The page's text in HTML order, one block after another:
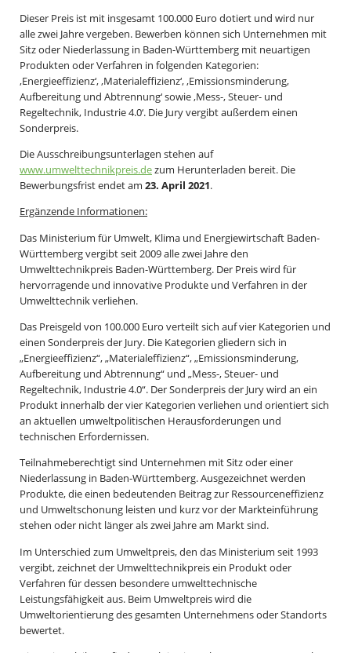
Dieser Preis ist mit insgesamt 100.000 Euro dotiert und wird nur
alle zwei Jahre vergeben. Bewerben können sich Unternehmen mit
Sitz oder Niederlassung in Baden-Württemberg mit neuartigen
Produkten oder Verfahren in folgenden Kategorien:
‚Energieeffizienz‘, ‚Materialeffizienz‘, ‚Emissionsminderung,
Aufbereitung und Abtrennung‘ sowie ‚Mess-, Steuer- und
Regeltechnik, Industrie 4.0‘. Die Jury vergibt außerdem einen
Sonderpreis.
Die Ausschreibungsunterlagen stehen auf
www.umwelttechnikpreis.dezum Herunterladen bereit. Die
Bewerbungsfrist endet am 23. April 2021.
Ergänzende Informationen:
Das Ministerium für Umwelt, Klima und Energiewirtschaft Baden-
Württemberg vergibt seit 2009 alle zwei Jahre den
Umwelttechnikpreis Baden-Württemberg. Der Preis wird für
hervorragende und innovative Produkte und Verfahren in der
Umwelttechnik verliehen.
Das Preisgeld von 100.000 Euro verteilt sich auf vier Kategorien und
einen Sonderpreis der Jury. Die Kategorien gliedern sich in
„Energieeffizienz“, „Materialeffizienz“, „Emissionsminderung,
Aufbereitung und Abtrennung“ und „Mess-, Steuer- und
Regeltechnik, Industrie 4.0“. Der Sonderpreis der Jury wird an ein
Produkt innerhalb der vier Kategorien verliehen und orientiert sich
an aktuellen umweltpolitischen Herausforderungen und
technischen Erfordernissen.
Teilnahmeberechtigt sind Unternehmen mit Sitz oder einer
Niederlassung in Baden-Württemberg. Ausgezeichnet werden
Produkte, die einen bedeutenden Beitrag zur Ressourceneffizienz
und Umweltschonung leisten und kurz vor der Markteinführung
stehen oder nicht länger als zwei Jahre am Markt sind.
Im Unterschied zum Umweltpreis, den das Ministerium seit 1993
vergibt, zeichnet der Umwelttechnikpreis ein Produkt oder
Verfahren für dessen besondere umwelttechnische
Leistungsfähigkeit aus. Beim Umweltpreis wird die
Umweltorientierung des gesamten Unternehmens oder Standorts
bewertet.